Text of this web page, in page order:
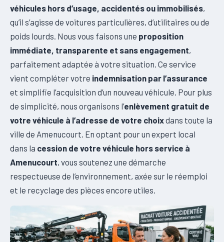
véhicules hors d’usage, accidentés ou immobilisés,
qu’il s’agisse de voitures particulières, d’utilitaires ou de
poids lourds. Nous vous faisons une proposition
immédiate, transparente et sans engagement,
parfaitement adaptée à votre situation. Ce service
vient compléter votre indemnisation par l’assurance
et simplifie l’acquisition d’un nouveau véhicule. Pour plus
de simplicité, nous organisons l’enlèvement gratuit de
votre véhicule à l’adresse de votre choixdans toute la
ville de Amenucourt. En optant pour un expert local
dans la cession de votre véhicule hors service à
Amenucourt, vous soutenez une démarche
respectueuse de l’environnement, axée sur le réemploi
et le recyclage des pièces encore utiles.